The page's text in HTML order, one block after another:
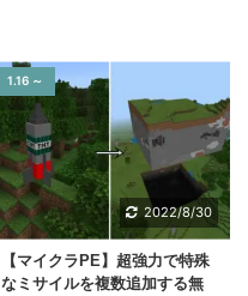
1.16 ～
2022/8/30
【マイクラPE】超強力で特殊
なミサイルを複数追加する無